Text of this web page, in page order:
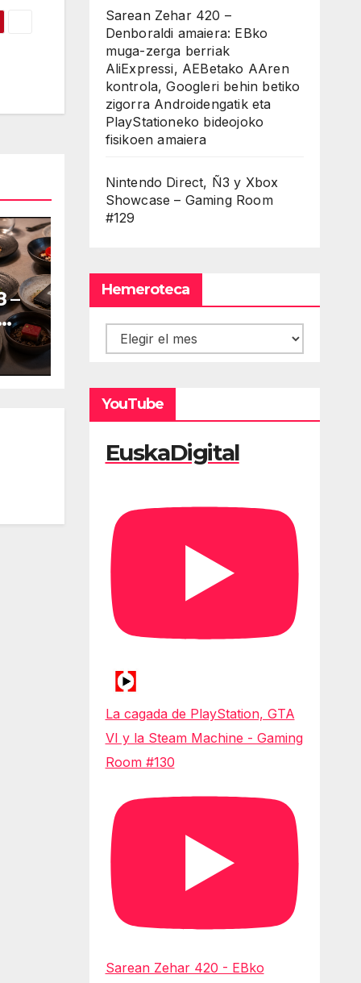
–
Sarean Zehar 420 –
Denboraldi amaiera: EBko
muga-zerga berriak
AliExpressi, AEBetako AAren
kontrola, Googleri behin betiko
zigorra Androidengatik eta
PlayStationeko bideojoko
fisikoen amaiera
Nintendo Direct, Ñ3 y Xbox
Showcase – Gaming Room
#129
Hemeroteca
Hemeroteca
YouTube
EuskaDigital
La cagada de PlayStation, GTA
VI y la Steam Machine - Gaming
Room #130
Sarean Zehar 420 - EBko